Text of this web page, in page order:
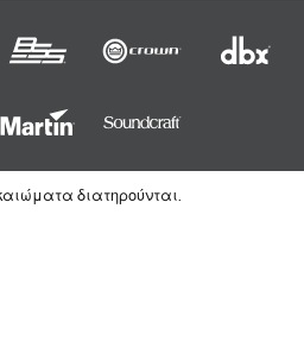
διατηρούνται.